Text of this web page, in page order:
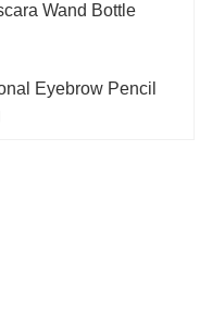
Wand Bottle
Eyebrow Pencil